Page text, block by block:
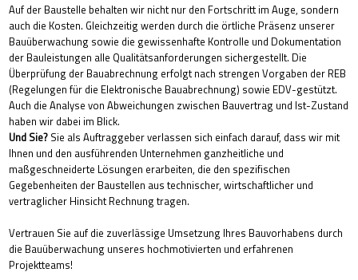
Auf der Baustelle behalten wir nicht nur den Fortschritt im Auge, sondern
auch die Kosten. Gleichzeitig werden durch die örtliche Präsenz unserer
Bauüberwachung sowie die gewissenhafte Kontrolle und Dokumentation
der Bauleistungen alle Qualitätsanforderungen sichergestellt. Die
Überprüfung der Bauabrechnung erfolgt nach strengen Vorgaben der REB
(Regelungen für die Elektronische Bauabrechnung) sowie EDV-gestützt.
Auch die Analyse von Abweichungen zwischen Bauvertrag und Ist-Zustand
haben wir dabei im Blick.
Und Sie? Sie als Auftraggeber verlassen sich einfach darauf, dass wir mit
Ihnen und den ausführenden Unternehmen ganzheitliche und
maßgeschneiderte Lösungen erarbeiten, die den spezifischen
Gegebenheiten der Baustellen aus technischer, wirtschaftlicher und
vertraglicher Hinsicht Rechnung tragen.
Vertrauen Sie auf die zuverlässige Umsetzung Ihres Bauvorhabens durch
die Bauüberwachung unseres hochmotivierten und erfahrenen
Projektteams!